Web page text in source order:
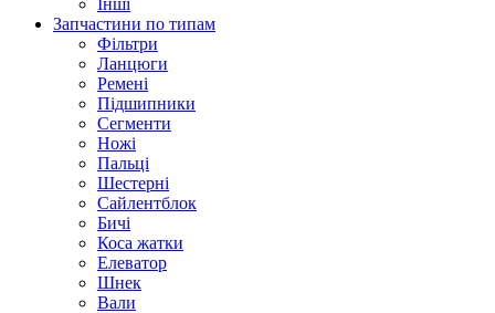
Інші
Запчастини по типам
Фільтри
Ланцюги
Ремені
Підшипники
Сегменти
Ножі
Пальці
Шестерні
Сайлентблок
Бичі
Коса жатки
Елеватор
Шнек
Вали